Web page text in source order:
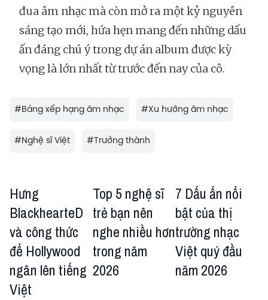
đua âm nhạc mà còn mở ra một kỷ nguyên
sáng tạo mới, hứa hẹn mang đến những dấu
ấn đáng chú ý trong dự án album được kỳ
vọng là lớn nhất từ trước đến nay của cô.
#Bảng xếp hạng âm nhạc #Xu hướng âm nhạc
#Nghệ sĩ Việt #Trưởng thành
Hưng
BlackhearteD
và công thức
để Hollywood
ngân lên tiếng
Việt
Top 5 nghệ sĩ
trẻ bạn nên
nghe nhiều hơn
trong năm
2026
7 Dấu ấn nổi
bật của thị
trường nhạc
Việt quý đầu
năm 2026